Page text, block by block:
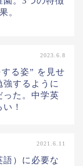
。
2023.6.8
する姿” を見せ
強するように
った。中学英
！
2021.6.11
語）に必要な